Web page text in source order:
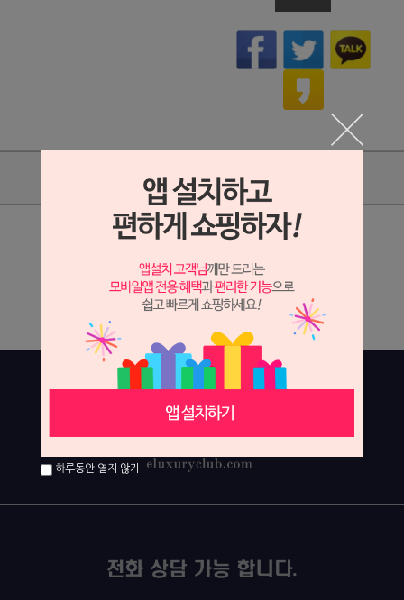
상품리뷰
상세 정보를 확대해 보실 수 있습니다.
하루동안 열지 않기